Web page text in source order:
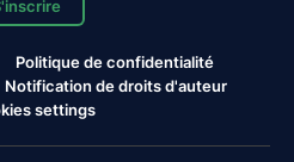
Politique de confidentialité
Notification de droits d'auteur
settings